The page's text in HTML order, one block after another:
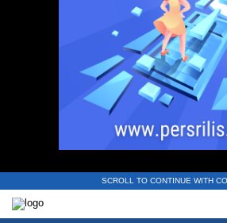
SCROLL TO CONTINUE WITH